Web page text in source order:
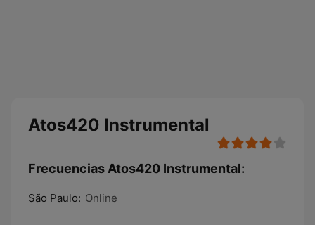
Atos420 Instrumental
Frecuencias Atos420 Instrumental:
São Paulo: Online